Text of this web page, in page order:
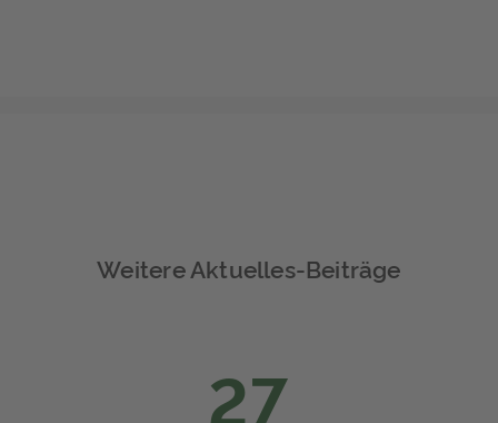
Weitere Aktuelles-Beiträge
27